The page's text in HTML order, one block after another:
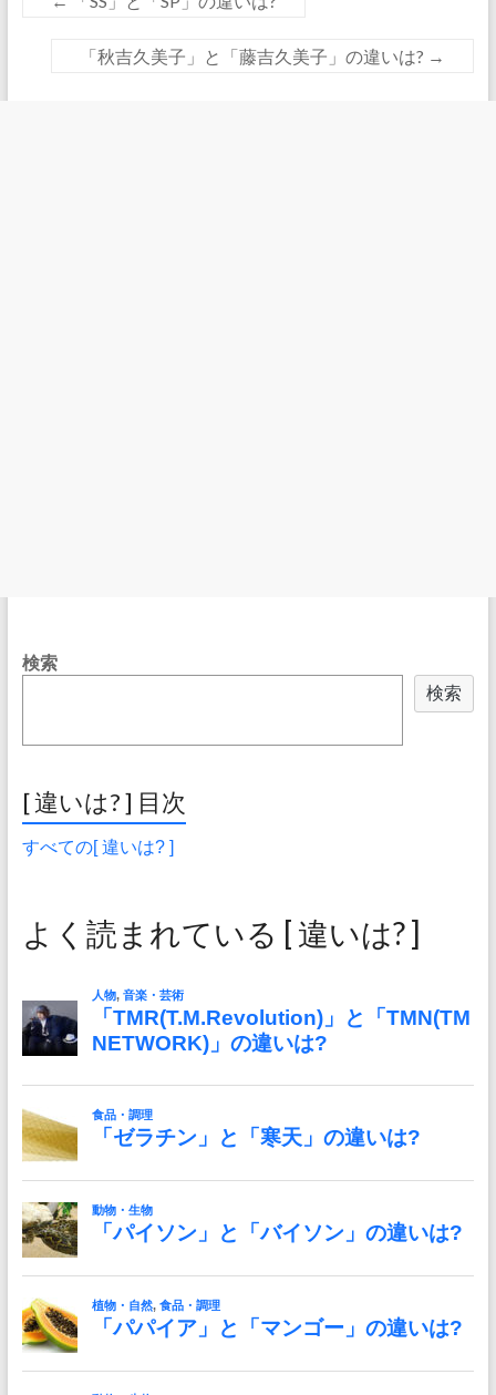
「秋吉久美子」と「藤吉久美子」の違いは? →
検索
検索
[ 違いは? ] 目次
すべての[ 違いは? ]
よく読まれている [ 違いは? ]